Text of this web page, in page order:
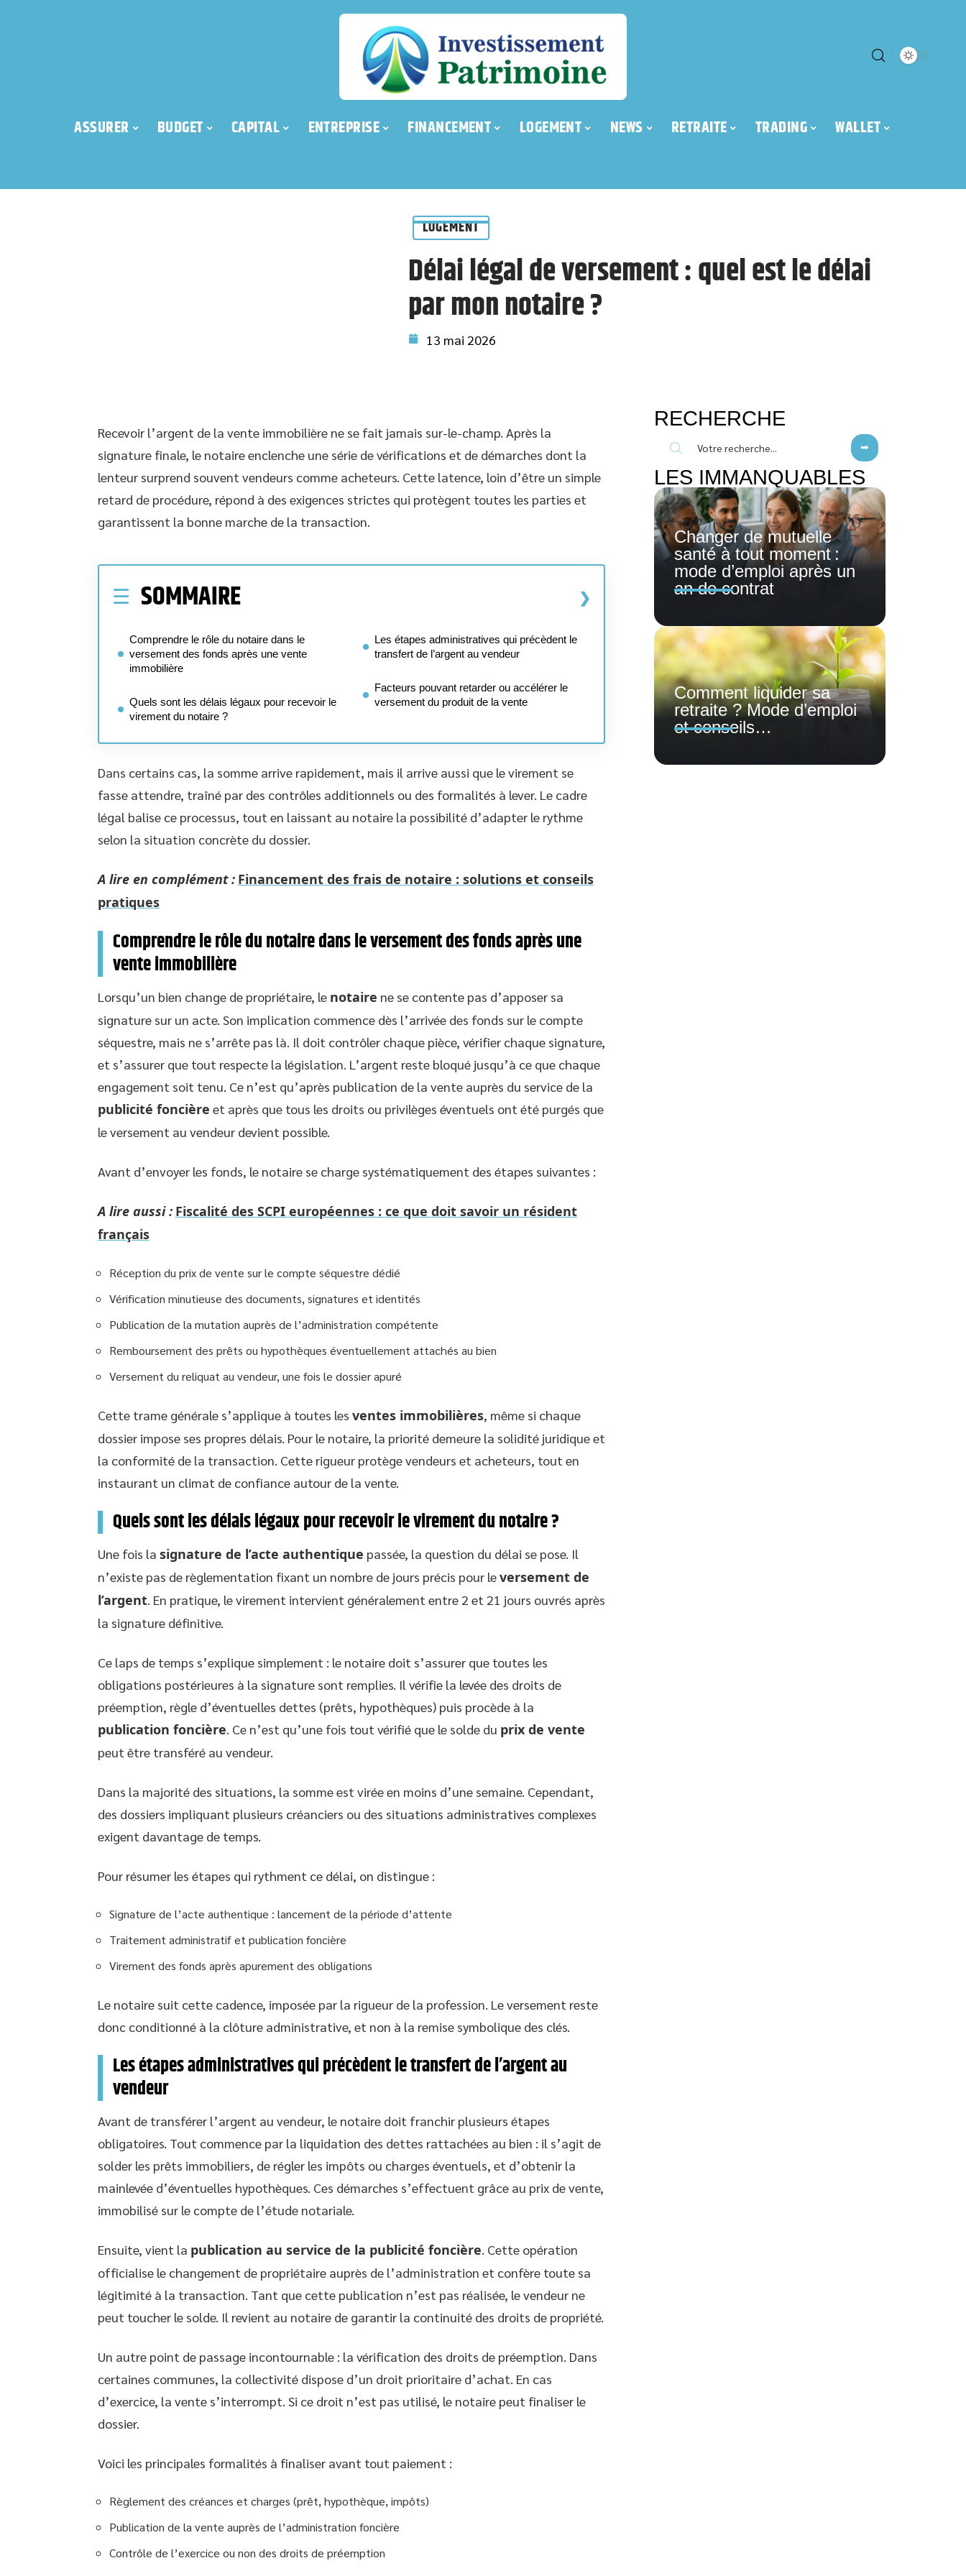
ASSURER BUDGET CAPITAL ENTREPRISE FINANCEMENT LOGEMENT NEWS RETRAITE TRADING WALLET
LOGEMENT
Délai légal de versement : quel est le délai
par mon notaire ?
13 mai 2026
Recevoir l’argent de la vente immobilière ne se fait jamais sur-le-champ. Après la
signature finale, le notaire enclenche une série de vérifications et de démarches dont la
lenteur surprend souvent vendeurs comme acheteurs. Cette latence, loin d’être un simple
retard de procédure, répond à des exigences strictes qui protègent toutes les parties et
garantissent la bonne marche de la transaction.
SOMMAIRE
Comprendre le rôle du notaire dans le
versement des fonds après une vente
immobilière
Quels sont les délais légaux pour recevoir le
virement du notaire ?
Les étapes administratives qui précèdent le
transfert de l’argent au vendeur
Facteurs pouvant retarder ou accélérer le
versement du produit de la vente
Dans certains cas, la somme arrive rapidement, mais il arrive aussi que le virement se
fasse attendre, traîné par des contrôles additionnels ou des formalités à lever. Le cadre
légal balise ce processus, tout en laissant au notaire la possibilité d’adapter le rythme
selon la situation concrète du dossier.
A lire en complément : Financement des frais de notaire : solutions et conseils
pratiques
Comprendre le rôle du notaire dans le versement des fonds après une
vente immobilière
Lorsqu’un bien change de propriétaire, le notaire ne se contente pas d’apposer sa
signature sur un acte. Son implication commence dès l’arrivée des fonds sur le compte
séquestre, mais ne s’arrête pas là. Il doit contrôler chaque pièce, vérifier chaque signature,
et s’assurer que tout respecte la législation. L’argent reste bloqué jusqu’à ce que chaque
engagement soit tenu. Ce n’est qu’après publication de la vente auprès du service de la
publicité foncière et après que tous les droits ou privilèges éventuels ont été purgés que
le versement au vendeur devient possible.
Avant d’envoyer les fonds, le notaire se charge systématiquement des étapes suivantes :
A lire aussi : Fiscalité des SCPI européennes : ce que doit savoir un résident
français
Réception du prix de vente sur le compte séquestre dédié
Vérification minutieuse des documents, signatures et identités
Publication de la mutation auprès de l’administration compétente
Remboursement des prêts ou hypothèques éventuellement attachés au bien
Versement du reliquat au vendeur, une fois le dossier apuré
Cette trame générale s’applique à toutes les ventes immobilières, même si chaque
dossier impose ses propres délais. Pour le notaire, la priorité demeure la solidité juridique et
la conformité de la transaction. Cette rigueur protège vendeurs et acheteurs, tout en
instaurant un climat de confiance autour de la vente.
Quels sont les délais légaux pour recevoir le virement du notaire ?
Une fois la signature de l’acte authentique passée, la question du délai se pose. Il
n’existe pas de règlementation fixant un nombre de jours précis pour leversement de
l’argent. En pratique, le virement intervient généralement entre 2 et 21 jours ouvrés après
la signature définitive.
Ce laps de temps s’explique simplement : le notaire doit s’assurer que toutes les
obligations postérieures à la signature sont remplies. Il vérifie la levée des droits de
préemption, règle d’éventuelles dettes (prêts, hypothèques) puis procède à la
publication foncière. Ce n’est qu’une fois tout vérifié que le solde du prix de vente
peut être transféré au vendeur.
Dans la majorité des situations, la somme est virée en moins d’une semaine. Cependant,
des dossiers impliquant plusieurs créanciers ou des situations administratives complexes
exigent davantage de temps.
Pour résumer les étapes qui rythment ce délai, on distingue :
Signature de l’acte authentique : lancement de la période d’attente
Traitement administratif et publication foncière
Virement des fonds après apurement des obligations
Le notaire suit cette cadence, imposée par la rigueur de la profession. Le versement reste
donc conditionné à la clôture administrative, et non à la remise symbolique des clés.
Les étapes administratives qui précèdent le transfert de l’argent au
vendeur
Avant de transférer l’argent au vendeur, le notaire doit franchir plusieurs étapes
obligatoires. Tout commence par la liquidation des dettes rattachées au bien : il s’agit de
solder les prêts immobiliers, de régler les impôts ou charges éventuels, et d’obtenir la
mainlevée d’éventuelles hypothèques. Ces démarches s’effectuent grâce au prix de vente,
immobilisé sur le compte de l’étude notariale.
Ensuite, vient la publication au service de la publicité foncière. Cette opération
officialise le changement de propriétaire auprès de l’administration et confère toute sa
légitimité à la transaction. Tant que cette publication n’est pas réalisée, le vendeur ne
peut toucher le solde. Il revient au notaire de garantir la continuité des droits de propriété.
Un autre point de passage incontournable : la vérification des droits de préemption. Dans
certaines communes, la collectivité dispose d’un droit prioritaire d’achat. En cas
d’exercice, la vente s’interrompt. Si ce droit n’est pas utilisé, le notaire peut finaliser le
dossier.
Voici les principales formalités à finaliser avant tout paiement :
Règlement des créances et charges (prêt, hypothèque, impôts)
Publication de la vente auprès de l’administration foncière
Contrôle de l’exercice ou non des droits de préemption
RECHERCHE
LES IMMANQUABLES
Changer de mutuelle
santé à tout moment :
mode d’emploi après un
an de contrat
Comment liquider sa
retraite ? Mode d’emploi
et conseils…